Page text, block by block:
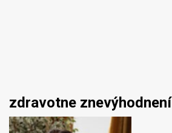
zdravotne znevýhodnení